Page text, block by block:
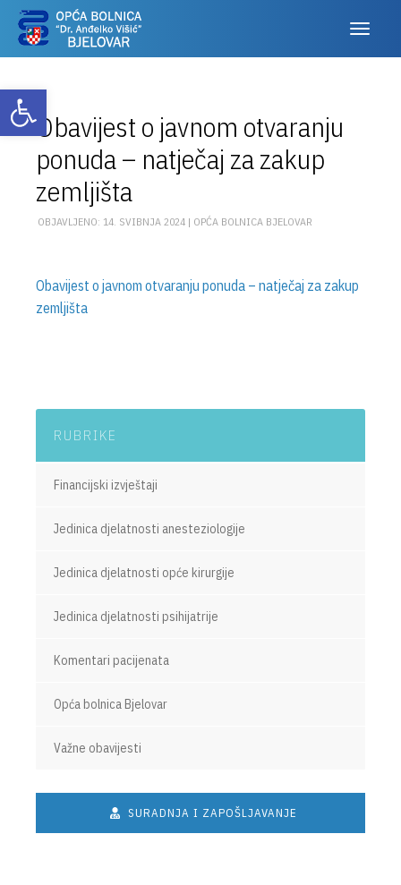
Otvori alatnu traku
Obavijest o javnom otvaranju
ponuda – natječaj za zakup
zemljišta
OBJAVLJENO: 14. SVIBNJA 2024 | OPĆA BOLNICA BJELOVAR
Obavijest o javnom otvaranju ponuda – natječaj za zakup
zemljišta
RUBRIKE
Financijski izvještaji
Jedinica djelatnosti anesteziologije
Jedinica djelatnosti opće kirurgije
Jedinica djelatnosti psihijatrije
Komentari pacijenata
Opća bolnica Bjelovar
Važne obavijesti
SURADNJA I ZAPOŠLJAVANJE